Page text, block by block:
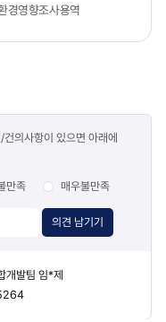
경영향조사용역
의사항이 있으면 아래에
만족 매우불만족
의견 남기기
개발팀 임*제